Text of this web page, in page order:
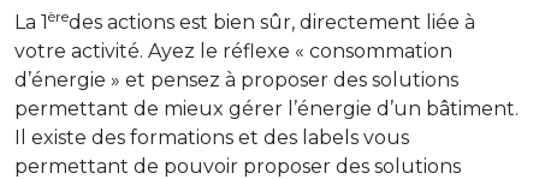
La 1èredes actions est bien sûr, directement liée à
votre activité. Ayez le réflexe « consommation
d’énergie » et pensez à proposer des solutions
permettant de mieux gérer l’énergie d’un bâtiment.
Il existe des formations et des labels vous
permettant de pouvoir proposer des solutions